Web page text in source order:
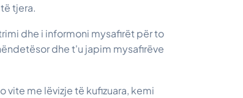
tjera.
dhe i informoni mysafirët për to
dhe t'u japim mysafirëve
vite me lëvizje të kufizuara, kemi